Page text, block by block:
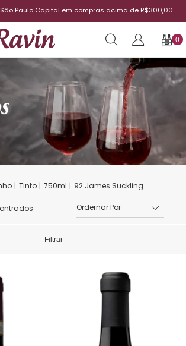
sem juros| Aproveite o parcelamento
0
Tinto 750ml 92 James Suckling
Filtrar